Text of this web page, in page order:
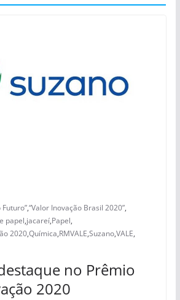
,“Valor Inovação Brasil 2020”,
papel,jacareí,Papel,
2020,Química,RMVALE,Suzano,VALE,
no Prêmio
2020